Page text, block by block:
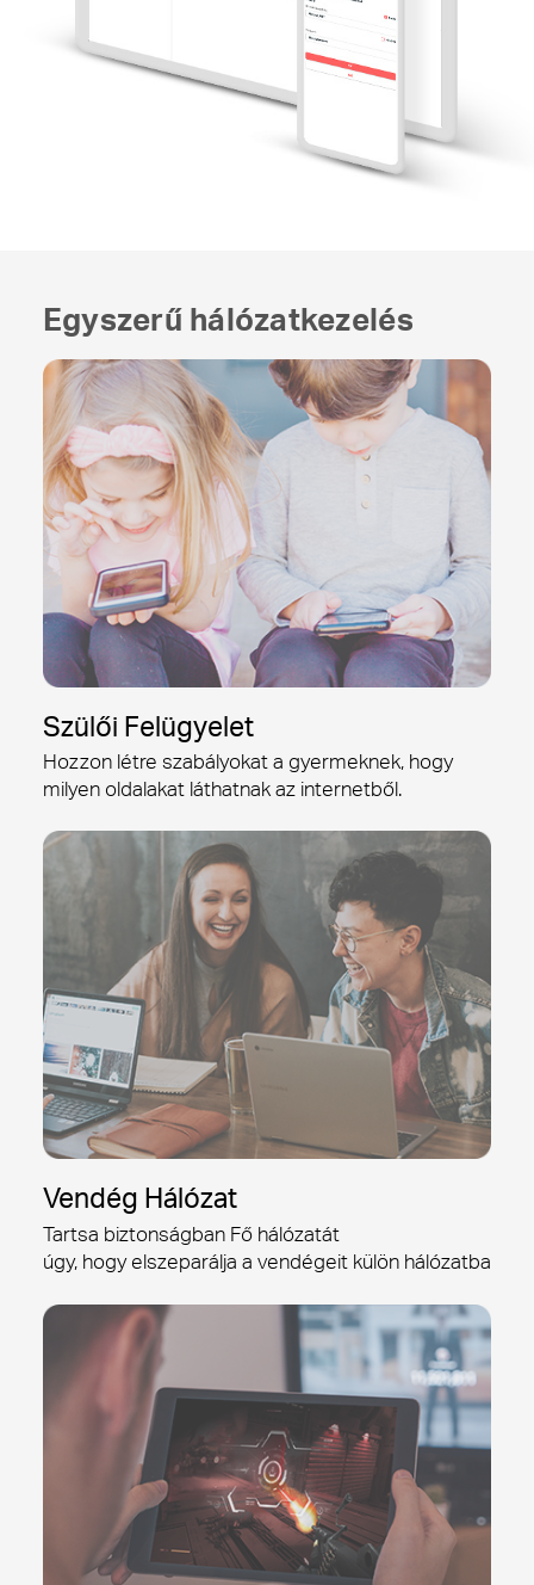
Egyszerű hálózatkezelés
Szülői Felügyelet
Hozzon létre szabályokat a gyermeknek, hogy
milyen oldalakat láthatnak az internetből.
Vendég Hálózat
Tartsa biztonságban Fő hálózatát
úgy, hogy elszeparálja a vendégeit külön hálózatba